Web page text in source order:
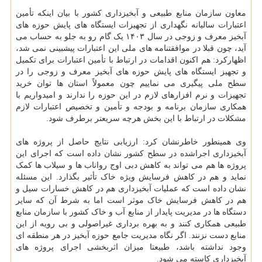
معاون سازمان منابع طبیعی و آبخیزداری کشور با بیان اینکه تأمین
اعتبارات سالیانه نگهداری از تجهیزات ایستگاه های پایش حوزه های
آبخیز معرف و زوجی در سال ۱۴۰۳ یک گام رو به جلو به حساب می
آید، چون قبلا در موافقتنامه های ملی این اعتبارات پیشبینی نمی شد،
اظهارکرد: هم اکنون اقدامات در ارتباط با تأمین اعتبارات برای تکمیل
و تجهیز ایستگاه های پایش حوزه های آبخیز معرف و زوجی را در
سطح ملی پیگیری می نماییم چون معمولاً استان ها توان خرید
تجهیزات و نرم افزارهای لازم در این حوزه را ندارند و امیدواریم با
همکاری سازمان برنامه و بودجه و تأمین و تخصیص اعتبارات لازم
مشکلات در ارتباط با این بخش هرچه سریعتر برطرف شود.
وی همینطور خاطرنشان کرد: ارزیابی نتایج حاصل از پروژه های
آبخیزداری اجراشده در سطح کشور نشان داده است که اجرای این
پروژه ها هم می تواند به کاهش دبی اوج رواناب ها و سیلاب ها کمک
نماید و هم در کاهش فرسایش ویژه خاک تأثیر بگذارد. این مسئله
نشان داده است که عملیات آبخیزداری هم در کاهش خسارات سیل و
هم در کاهش فرسایش خاک موثر است اما به شرط آن که سایر
دستگاه ها در مدیریت پایدار از منابع آب و خاک کشور با سازمان منابع
طبیعی همکاری کنند و به بهره برداری غیراصولی و بی رویه از این
منابع دست نزنند. اگر نگاه مدیریت جامع حوزه آبخیز در هر منطقه ای
وجود نداشته باشد، طبیعتا میزان اثربخشی اجرای پروژه های
آبخیزداری کاسته می شود.